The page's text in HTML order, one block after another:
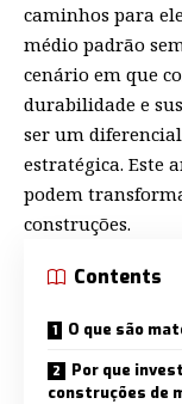
caminhos para
médio padrão
cenário em que
durabilidade e
ser um diferencial
estratégica. Este
podem
construções.
Contents
O que são
Por que
construções de